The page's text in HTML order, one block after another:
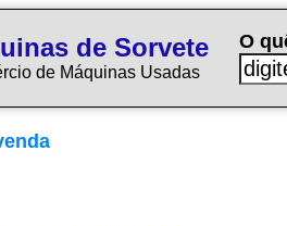
de Sorvete
de Máquinas Usadas
O